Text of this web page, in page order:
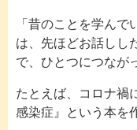
「昔のことを学ん
は、先ほどお話しし
で、ひとつにつなが
たとえば、コロナ禍
感染症』という本を